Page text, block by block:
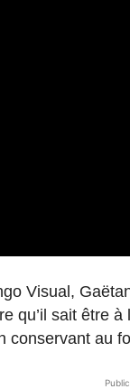
Visual,
qu’il sait être
au